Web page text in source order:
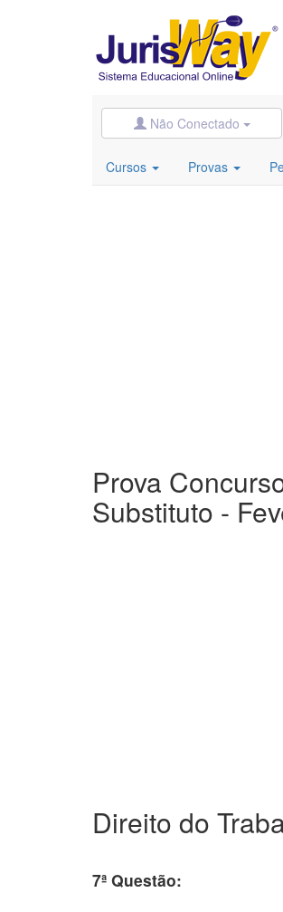
Não Conectado
Cursos Provas
Prova
Substituto -
Direito do
7ª Questão: